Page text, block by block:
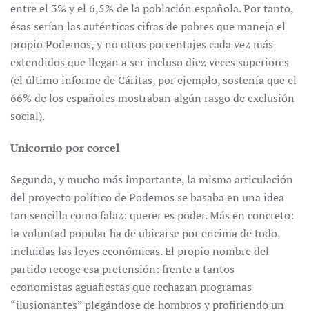
entre el 3% y el 6,5% de la población española. Por tanto,
ésas serían las auténticas cifras de pobres que maneja el
propio Podemos, y no otros porcentajes cada vez más
extendidos que llegan a ser incluso diez veces superiores
(el último informe de Cáritas, por ejemplo, sostenía que el
66% de los españoles mostraban algún rasgo de exclusión
social).
Unicornio por corcel
Segundo, y mucho más importante, la misma articulación
del proyecto político de Podemos se basaba en una idea
tan sencilla como falaz: querer es poder. Más en concreto:
la voluntad popular ha de ubicarse por encima de todo,
incluidas las leyes económicas. El propio nombre del
partido recoge esa pretensión: frente a tantos
economistas aguafiestas que rechazan programas
“ilusionantes” plegándose de hombros y profiriendo un